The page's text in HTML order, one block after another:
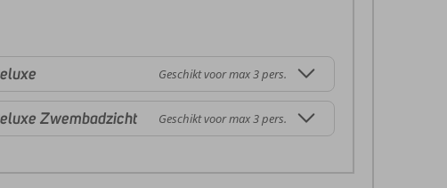
Geschikt voor max 3 pers.
Zwembadzicht Geschikt voor max 3 pers.